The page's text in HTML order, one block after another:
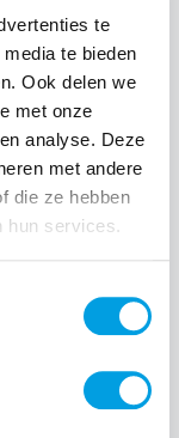
te
te bieden
Ook delen we
met onze
analyse. Deze
met andere
die ze hebben
hun services.